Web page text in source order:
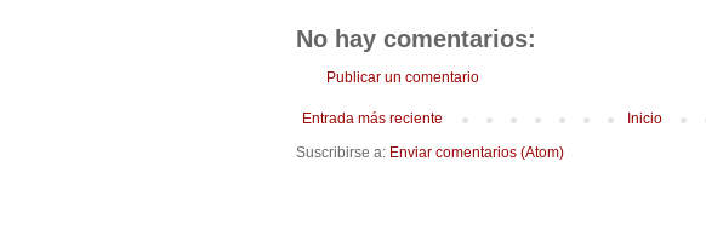
No hay comentarios:
Publicar un comentario
Entrada más reciente
Inicio
Suscribirse a: Enviar comentarios (Atom)